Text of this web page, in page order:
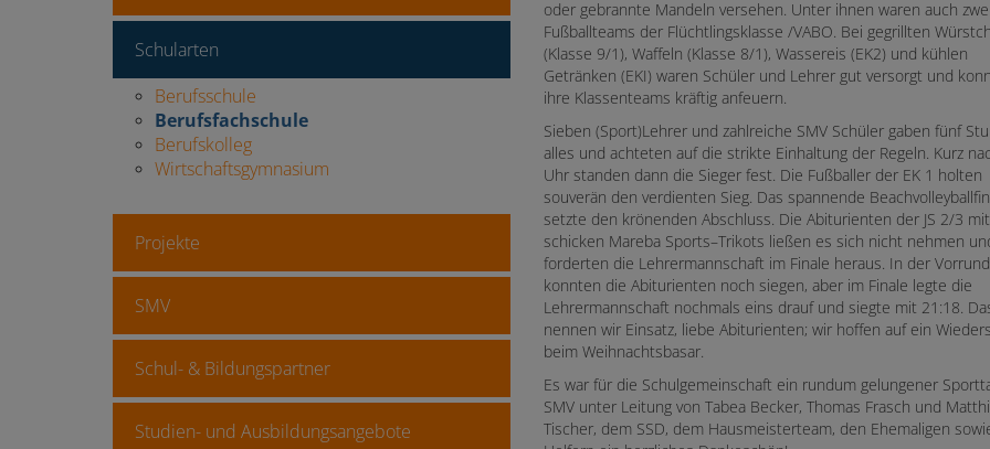
Schularten
Berufsschule
Berufsfachschule
Berufskolleg
Wirtschaftsgymnasium
Projekte
SMV
Schul- & Bildungspartner
Studien- und Ausbildungsangebote
oder gebrannte Mandeln versehen. Unter ihnen waren auch
Fußballteams der Flüchtlingsklasse /VABO. Bei gegrillten
(Klasse 9/1), Waffeln (Klasse 8/1), Wassereis (EK2) und kühlen
Getränken (EKI) waren Schüler und Lehrer gut versorgt und
ihre Klassenteams kräftig anfeuern.
Sieben (Sport)Lehrer und zahlreiche SMV Schüler gaben fünf
alles und achteten auf die strikte Einhaltung der Regeln. Kurz
Uhr standen dann die Sieger fest. Die Fußballer der EK 1 holten
souverän den verdienten Sieg. Das spannende
setzte den krönenden Abschluss. Die Abiturienten der JS 2/3
schicken Mareba Sports–Trikots ließen es sich nicht nehmen
forderten die Lehrermannschaft im Finale heraus. In der
konnten die Abiturienten noch siegen, aber im Finale legte die
Lehrermannschaft nochmals eins drauf und siegte mit 21:18.
nennen wir Einsatz, liebe Abiturienten; wir hoffen auf ein
beim Weihnachtsbasar.
Es war für die Schulgemeinschaft ein rundum gelungener
SMV unter Leitung von Tabea Becker, Thomas Frasch und
Tischer, dem SSD, dem Hausmeisterteam, den Ehemaligen